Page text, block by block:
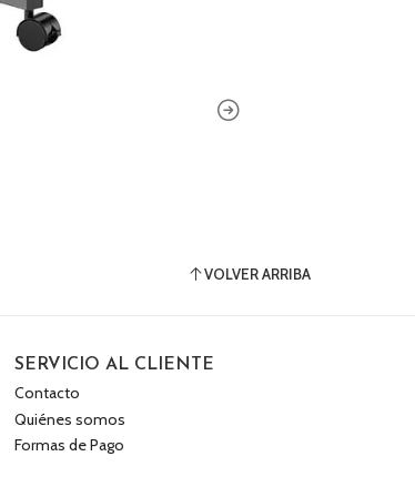
VOLVER ARRIBA
SERVICIO AL CLIENTE
Contacto
Quiénes somos
Formas de Pago